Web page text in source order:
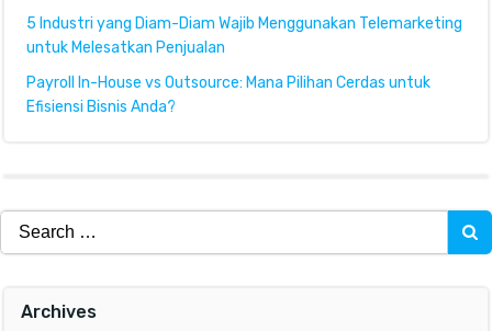
5 Industri yang Diam-Diam Wajib Menggunakan Telemarketing
untuk Melesatkan Penjualan
Payroll In-House vs Outsource: Mana Pilihan Cerdas untuk
Efisiensi Bisnis Anda?
Search
for:
Archives